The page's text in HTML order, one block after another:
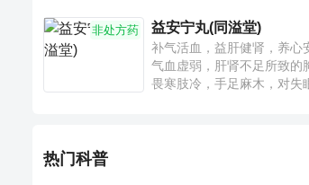
非处方药 益安宁丸(同溢堂)
补气活血，益肝健肾，养心
气血虚弱，肝肾不足所致的
畏寒肢冷，手足麻木，对失
热门科普